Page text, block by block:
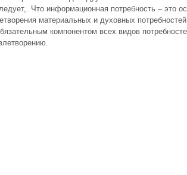
Что информационная потребность – это
материальных и духовных
компонентом всех видов